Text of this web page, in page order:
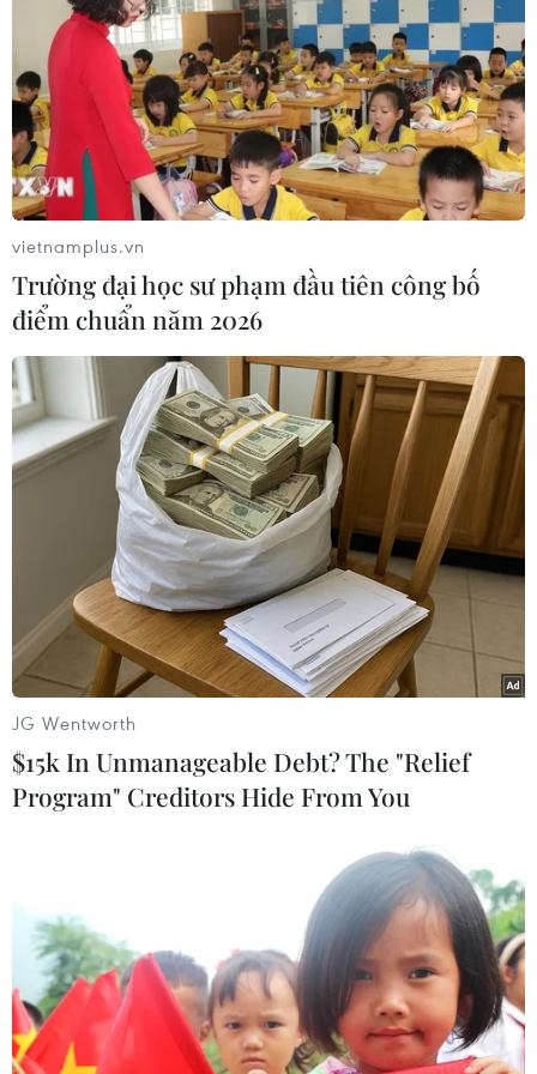
Theo dõi VietnamPlus
XUNG ĐỘT ISRAEL-HAMAS
Xung đột tại Trung Đông: Israel bác kế hoạch
giải giáp Hamas tại Dải Gaza
Xung đột Israel-Hamas: Ít nhất 300 trẻ em thiệt
mạng trong 300 ngày qua
Xung đột Hamas-Israel: Israel chưa chấp thuận
kế hoạch về Dải Gaza
Israel và Hội đồng Hòa bình thảo luận giải giáp
vũ khí tại Gaza
Israel hoài nghi việc Hamas giải giáp theo thỏa
thuận Gaza
TIN LIÊN QUAN
vietnamplus.vn
Trường đại học sư phạm đầu tiên công bố
điểm chuẩn năm 2026
JG Wentworth
$15k In Unmanageable Debt? The "Relief
Program" Creditors Hide From You